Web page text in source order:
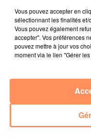
Vous pouvez accepter en
sélectionnant les finalités
Vous pouvez également
accepter". Vos préférences
pouvez mettre à jour vos
moment via le lien "Gérer